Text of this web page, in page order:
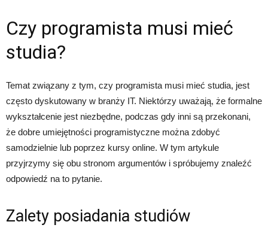
Czy programista musi mieć
studia?
Temat związany z tym, czy programista musi mieć studia, jest
często dyskutowany w branży IT. Niektórzy uważają, że formalne
wykształcenie jest niezbędne, podczas gdy inni są przekonani,
że dobre umiejętności programistyczne można zdobyć
samodzielnie lub poprzez kursy online. W tym artykule
przyjrzymy się obu stronom argumentów i spróbujemy znaleźć
odpowiedź na to pytanie.
Zalety posiadania studiów